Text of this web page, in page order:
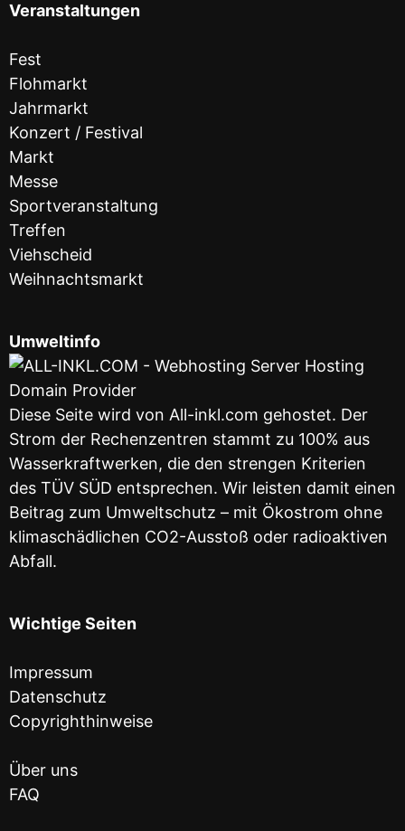
Veranstaltungen
Fest
Flohmarkt
Jahrmarkt
Konzert / Festival
Markt
Messe
Sportveranstaltung
Treffen
Viehscheid
Weihnachtsmarkt
Umweltinfo
Diese Seite wird von All-inkl.com gehostet. Der
Strom der Rechenzentren stammt zu 100% aus
Wasserkraftwerken, die den strengen Kriterien
des TÜV SÜD entsprechen. Wir leisten damit einen
Beitrag zum Umweltschutz – mit Ökostrom ohne
klimaschädlichen CO2-Ausstoß oder radioaktiven
Abfall.
Wichtige Seiten
Impressum
Datenschutz
Copyrighthinweise
Über uns
FAQ